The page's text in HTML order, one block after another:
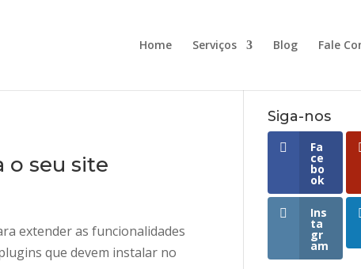
Home Serviços Blog Fale
o seu site
extender as funcionalidades
que devem instalar no
Siga-nos
Fa
ce
bo
ok
Ins
ta
gr
am